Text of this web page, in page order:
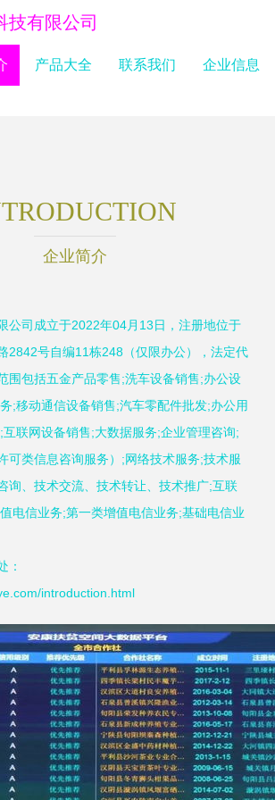
技有限公司
产品大全 联系我们 企业信息
企业简介
公司成立于2022年04月13日，注册地位于
2842号自编11栋248（仅限办公），法定代
围包括五金产品零售;洗车设备销售;办公设
;移动通信设备销售;汽车零配件批发;办公用
联网设备销售;大数据服务;企业管理咨询;
可类信息咨询服务）;网络技术服务;技术服
询、技术交流、技术转让、技术推广;互联
电信业务;第一类增值电信业务;基础电信业
：
introduction.html